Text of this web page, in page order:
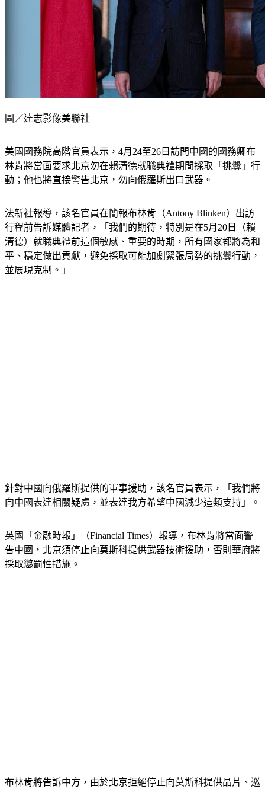
圖／達志影像美聯社
美國國務院高階官員表示，4月24至26日訪問中國的國務卿布
林肯將當面要求北京勿在賴清德就職典禮期間採取「挑釁」行
動；他也將直接警告北京，勿向俄羅斯出口武器。
法新社報導，該名官員在簡報布林肯（Antony Blinken）出訪
行程前告訴媒體記者，「我們的期待，特別是在5月20日（賴
清德）就職典禮前這個敏感、重要的時期，所有國家都將為和
平、穩定做出貢獻，避免採取可能加劇緊張局勢的挑釁行動，
並展現克制。」
針對中國向俄羅斯提供的軍事援助，該名官員表示，「我們將
向中國表達相關疑慮，並表達我方希望中國減少這類支持」。
英國「金融時報」（Financial Times）報導，布林肯將當面警
告中國，北京須停止向莫斯科提供武器技術援助，否則華府將
採取懲罰性措施。
布林肯將告訴中方，由於北京拒絕停止向莫斯科提供晶片、巡